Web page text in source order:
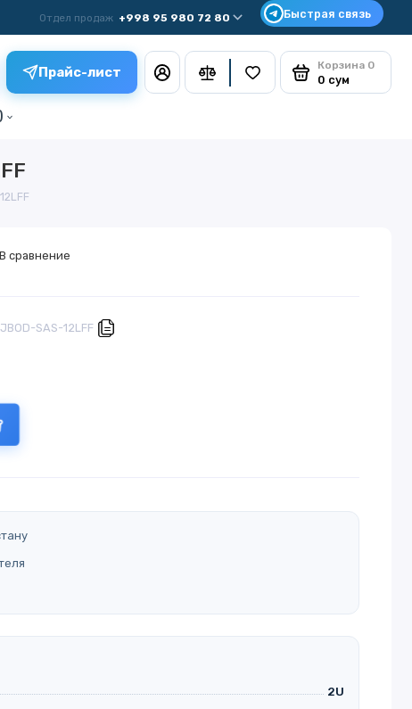
Отдел продаж +998 95 980 72 80
Прайс-лист Корзина 0
0 сум
SAS-12LFF
В сравнение
2U